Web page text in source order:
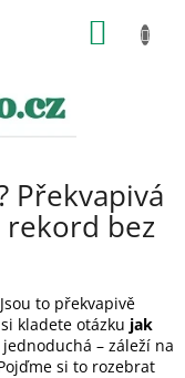
Překvapivá
rekord bez
to překvapivě
kladete otázku jak
– záleží na
si to rozebrat